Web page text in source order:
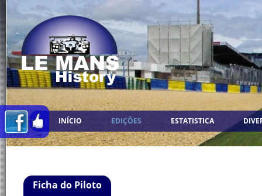
INÍCIO EDIÇÕES ESTATISTICA
Ficha do Piloto